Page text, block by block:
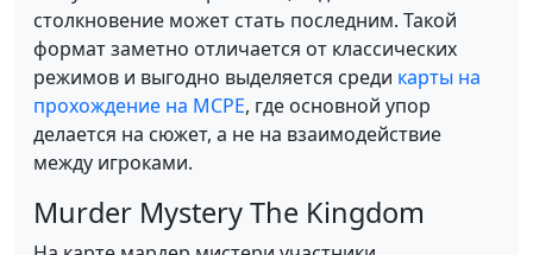
столкновение может стать последним. Такой
формат заметно отличается от классических
режимов и выгодно выделяется среди карты на
прохождение на MCPE, где основной упор
делается на сюжет, а не на взаимодействие
между игроками.
Murder Mystery The Kingdom